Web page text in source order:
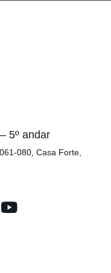
5º andar
080, Casa Forte,